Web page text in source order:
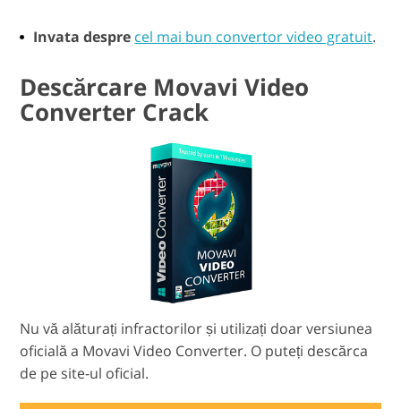
Invata despre cel mai bun convertor video gratuit.
Descărcare Movavi Video
Converter Crack
Nu vă alăturați infractorilor și utilizați doar versiunea
oficială a Movavi Video Converter. O puteți descărca
de pe site-ul oficial.